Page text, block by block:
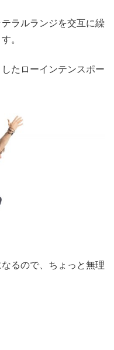
ラルランジを交互に繰
。
たローインテンスポー
るので、ちょっと無理